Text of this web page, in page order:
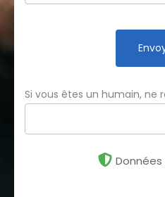
Si vous êtes un humain, ne